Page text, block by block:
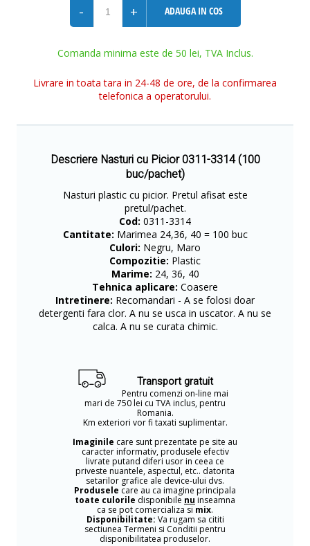
- + ADAUGA IN COS
Comanda minima este de 50 lei, TVA Inclus.
Livrare in toata tara in 24-48 de ore, de la confirmarea
telefonica a operatorului.
Descriere Nasturi cu Picior 0311-3314 (100
buc/pachet)
Nasturi plastic cu picior. Pretul afisat este
pretul/pachet.
Cod: 0311-3314
Cantitate: Marimea 24,36, 40 = 100 buc
Culori: Negru, Maro
Compozitie: Plastic
Marime: 24, 36, 40
Tehnica aplicare: Coasere
Intretinere: Recomandari - A se folosi doar
detergenti fara clor. A nu se usca in uscator. A nu se
calca. A nu se curata chimic.
Transport gratuit
Pentru comenzi on-line mai
mari de 750 lei cu TVA inclus, pentru
Romania.
Km exteriori vor fi taxati suplimentar.
Imaginile care sunt prezentate pe site au
caracter informativ, produsele efectiv
livrate putand diferi usor in ceea ce
priveste nuantele, aspectul, etc.. datorita
setarilor grafice ale device-ului dvs.
Produsele care au ca imagine principala
toate culorile disponibile nu inseamna
ca se pot comercializa si mix.
Disponibilitate: Va rugam sa cititi
sectiunea Termeni si Conditii pentru
disponibilitatea produselor.